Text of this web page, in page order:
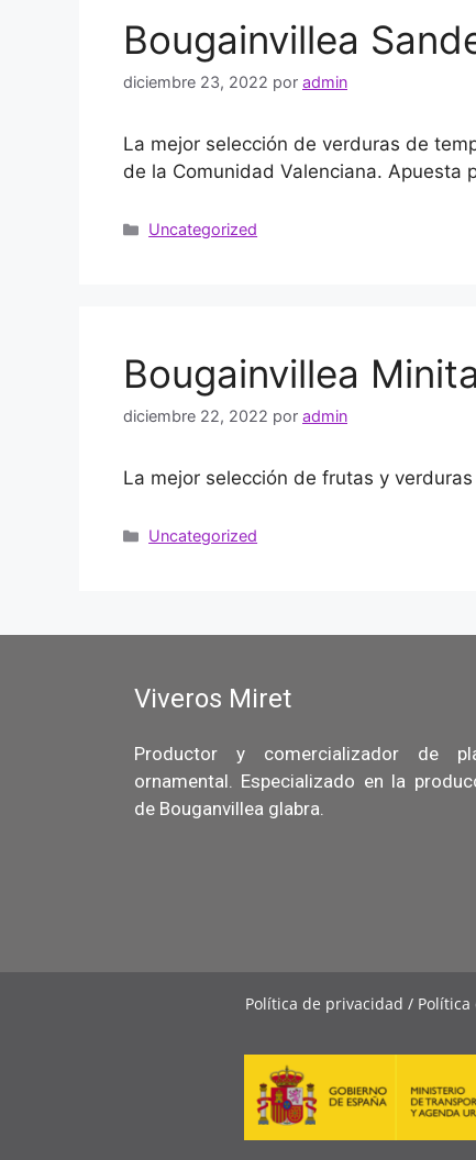
Bougainvillea
diciembre 23, 2022 por admin
La mejor selección de verduras de
de la Comunidad Valenciana. Apuesta
Uncategorized
Bougainvillea
diciembre 22, 2022 por admin
La mejor selección de frutas y
Uncategorized
Viveros Miret
Productor y comercializador de
ornamental. Especializado en la
de Bouganvillea glabra.
Política de privacidad / Política